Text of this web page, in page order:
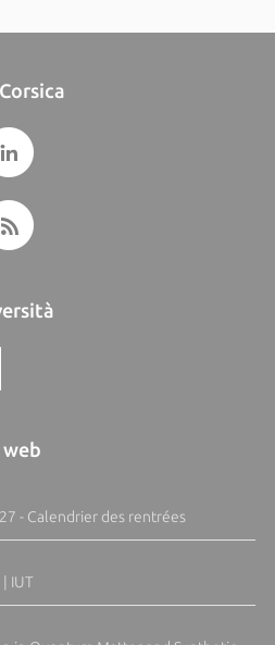
web
- Calendrier des rentrées
IUT